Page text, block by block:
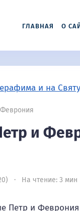
ГЛАВНАЯ О
и
· На чтение: 3 мин